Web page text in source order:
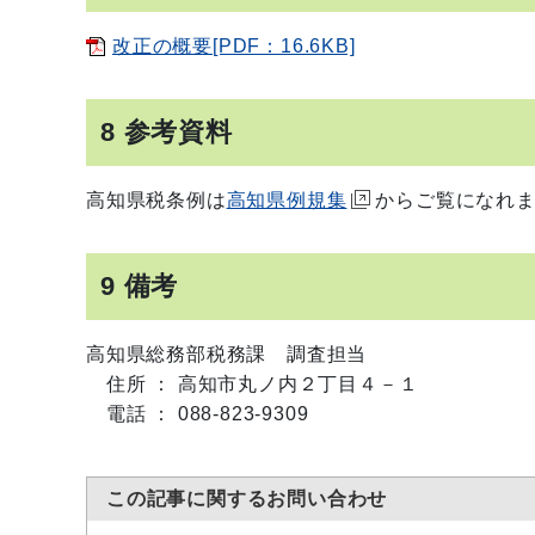
改正の概要[PDF：16.6KB]
8 参考資料
高知県税条例は高知県例規集 からご覧になれ
9 備考
高知県総務部税務課 調査担当
住所 ： 高知市丸ノ内２丁目４－１
電話 ： 088-823-9309
この記事に関するお問い合わせ